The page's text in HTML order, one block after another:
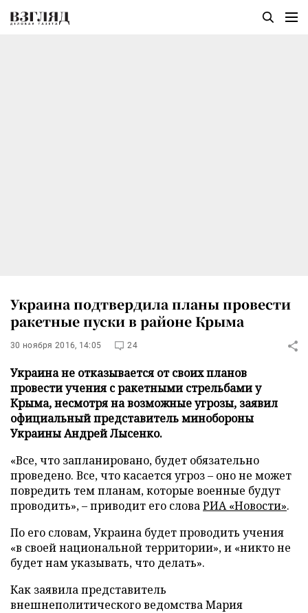
Украина подтвердила планы провести
ракетные пуски в районе Крыма
30 ноября 2016, 14:05 24
Украина не отказывается от своих планов
провести учения с ракетными стрельбами у
Крыма, несмотря на возможные угрозы, заявил
официальный представитель минобороны
Украины Андрей Лысенко.
«Все, что запланировано, будет обязательно
проведено. Все, что касается угроз – оно не может
повредить тем планам, которые военные будут
проводить», – приводит его словаРИА «Новости».
По его словам, Украина будет проводить учения
«в своей национальной территории», и «никто не
будет нам указывать, что делать».
Как заявила представитель
внешнеполитического ведомства Мария